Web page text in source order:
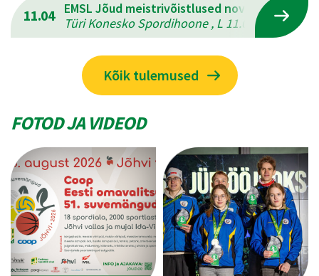
11.04
EMSL Jõud meistrivõistlused novuses
Türi Konesko Spordihoone , L 11.04.2026 - P
Kõik tulemused
FOTOD JA VIDEOD